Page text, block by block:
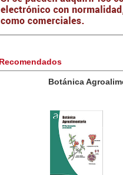
Recomendados
Botánica Agroalimentaria